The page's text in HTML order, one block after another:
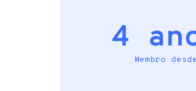
4
Membro desde